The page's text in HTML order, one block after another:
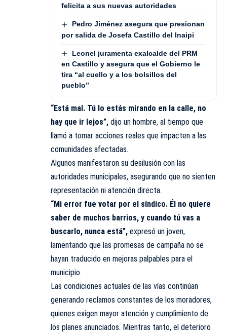
felicita a sus nuevas autoridades
Pedro Jiménez asegura que presionan
por salida de Josefa Castillo del Inaipi
Leonel juramenta exalcalde del PRM
en Castillo y asegura que el Gobierno le
tira “al cuello y a los bolsillos del
pueblo”
“Está mal. Tú lo estás mirando en la calle, no
hay que ir lejos”, dijo un hombre, al tiempo que
llamó a tomar acciones reales que impacten a las
comunidades afectadas.
Algunos manifestaron su desilusión con las
autoridades municipales, asegurando que no sienten
representación ni atención directa.
“Mi error fue votar por el síndico. Él no quiere
saber de muchos barrios, y cuando tú vas a
buscarlo, nunca está”, expresó un joven,
lamentando que las promesas de campaña no se
hayan traducido en mejoras palpables para el
municipio.
Las condiciones actuales de las vías continúan
generando reclamos constantes de los moradores,
quienes exigen mayor atención y cumplimiento de
los planes anunciados. Mientras tanto, el deterioro